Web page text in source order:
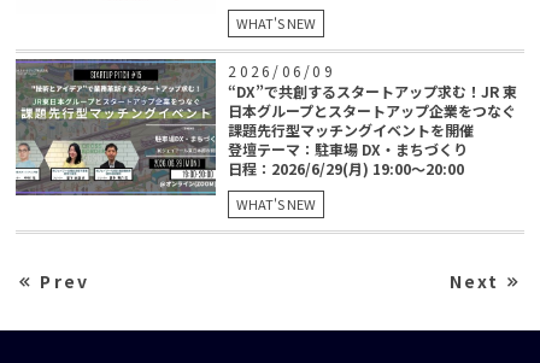
WHAT'S NEW
2026/06/09
“DX”で共創するスタートアップ求む！JR 東
日本グループとスタートアップ企業をつなぐ
課題先行型マッチングイベントを開催
登壇テーマ：駐車場 DX・まちづくり
日程：2026/6/29(月) 19:00～20:00
WHAT'S NEW
Prev Next